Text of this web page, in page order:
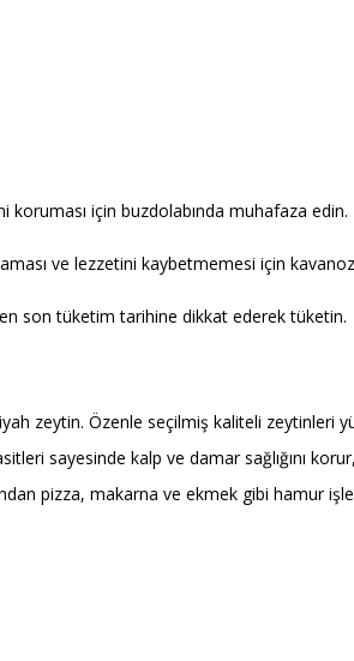
koruması için buzdolabında muhafaza edin.
ve lezzetini kaybetmemesi için
son tüketim tarihine dikkat ederek tüketin.
zeytin. Özenle seçilmiş kaliteli zeytinleri
sayesinde kalp ve damar sağlığını
pizza, makarna ve ekmek gibi hamur